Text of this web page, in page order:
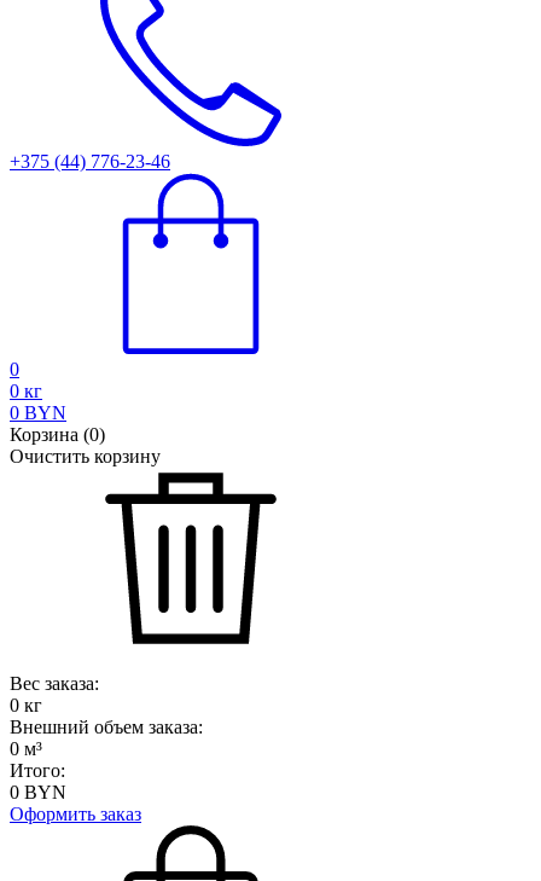
+375 (44) 776-23-46
0
0 кг
0 BYN
Корзина (0)
Очистить корзину
Вес заказа:
0 кг
Внешний объем заказа:
0 м³
Итого:
0 BYN
Оформить заказ